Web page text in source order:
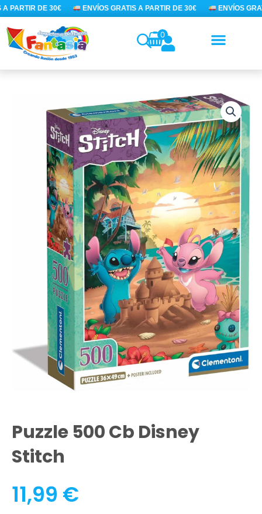
Ir
al
contenido
PARTIR DE 30€ ENVÍOS GRATIS A PARTIR DE 30€ ENVÍOS
0
Puzzle 500 Cb Disney
Stitch
11,99 €